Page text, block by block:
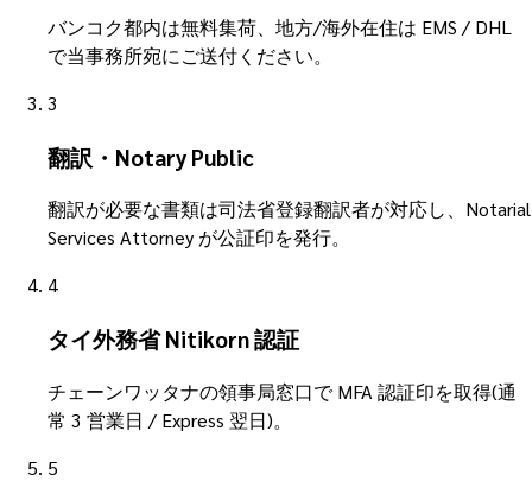
バンコク都内は無料集荷、地方/海外在住は EMS / DHL
で当事務所宛にご送付ください。
3
翻訳・Notary Public
翻訳が必要な書類は司法省登録翻訳者が対応し、Notarial
Services Attorney が公証印を発行。
4
タイ外務省 Nitikorn 認証
チェーンワッタナの領事局窓口で MFA 認証印を取得(通
常 3 営業日 / Express 翌日)。
5